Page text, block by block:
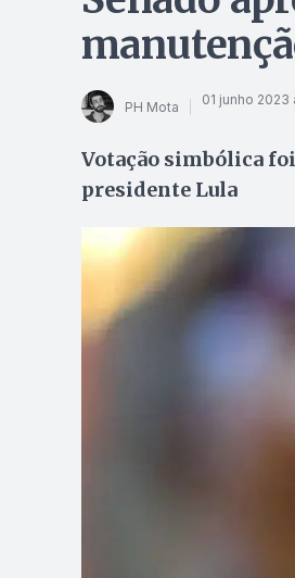
PH Mota 01 junho 2023
Votação simbólica
presidente Lula